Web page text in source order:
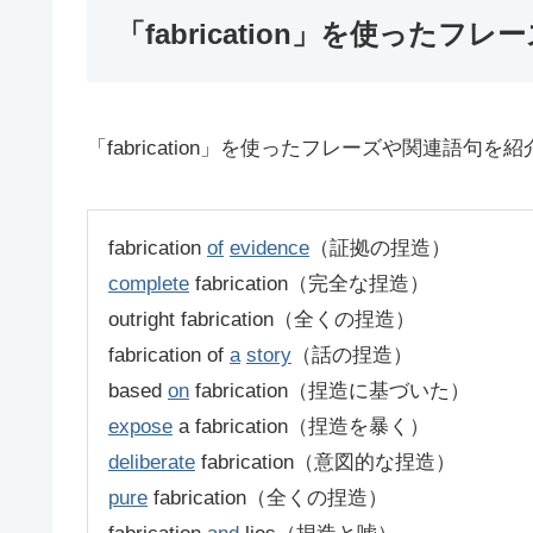
「fabrication」を使ったフレー
「fabrication」を使ったフレーズや関連語句を紹
fabrication of evidence （証拠の捏造）
complete fabrication（完全な捏造）
outright fabrication（全くの捏造）
fabrication of a story （話の捏造）
based on fabrication（捏造に基づいた）
expose a fabrication（捏造を暴く）
deliberate fabrication（意図的な捏造）
pure fabrication（全くの捏造）